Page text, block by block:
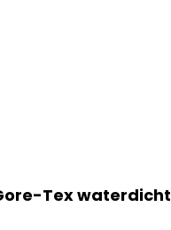
Tex waterdicht